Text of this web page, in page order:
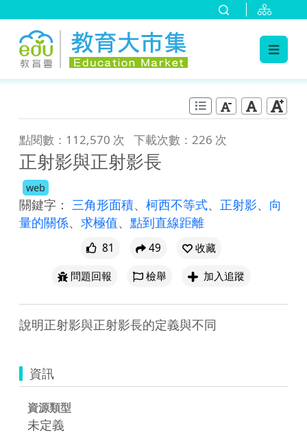
點閱數：112,570 次 下載次數：226 次
正射影與正射影長
web
關鍵字： 三角形面積、 柯西不等式、 正射影、 向
量的關係、 求極值、 點到直線距離
81 49
收藏
問題回報
檢舉 加入追蹤
資訊
資源類型
未定義